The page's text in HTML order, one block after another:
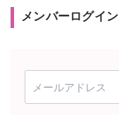
メンバーログイン